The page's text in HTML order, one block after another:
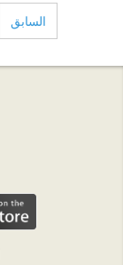
السابق